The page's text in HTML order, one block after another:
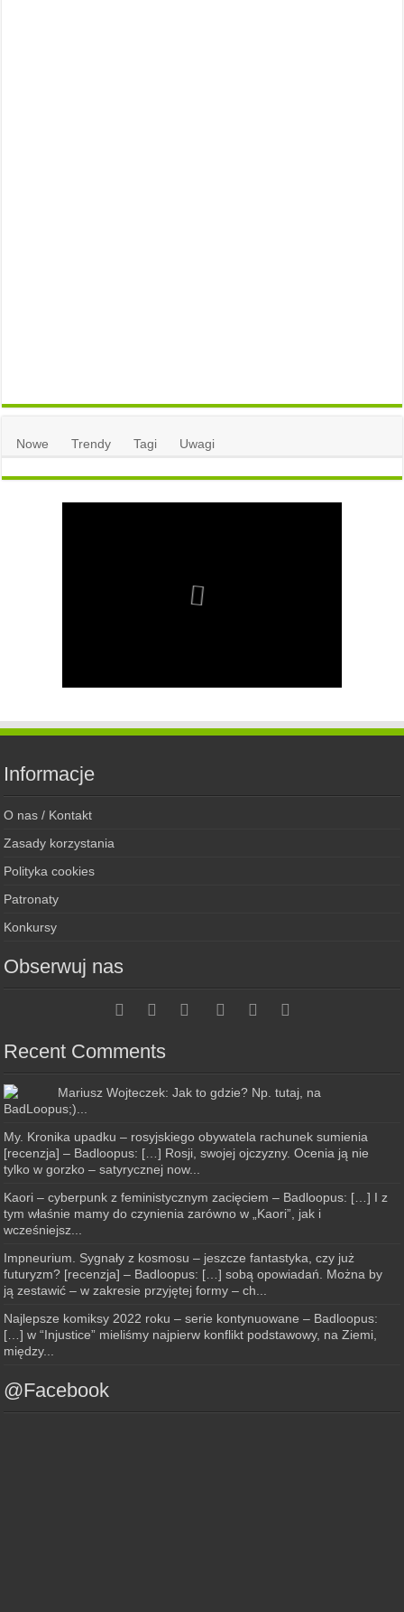
Nowe Trendy Tagi Uwagi
Informacje
O nas / Kontakt
Zasady korzystania
Polityka cookies
Patronaty
Konkursy
Obserwuj nas
Recent Comments
Mariusz Wojteczek: Jak to gdzie? Np. tutaj, na
BadLoopus;)...
My. Kronika upadku – rosyjskiego obywatela rachunek sumienia
[recenzja] – Badloopus: […] Rosji, swojej ojczyzny. Ocenia ją nie
tylko w gorzko – satyrycznej now...
Kaori – cyberpunk z feministycznym zacięciem – Badloopus: […] I z
tym właśnie mamy do czynienia zarówno w „Kaori”, jak i
wcześniejsz...
Impneurium. Sygnały z kosmosu – jeszcze fantastyka, czy już
futuryzm? [recenzja] – Badloopus: […] sobą opowiadań. Można by
ją zestawić – w zakresie przyjętej formy – ch...
Najlepsze komiksy 2022 roku – serie kontynuowane – Badloopus:
[…] w “Injustice” mieliśmy najpierw konflikt podstawowy, na Ziemi,
między...
@Facebook